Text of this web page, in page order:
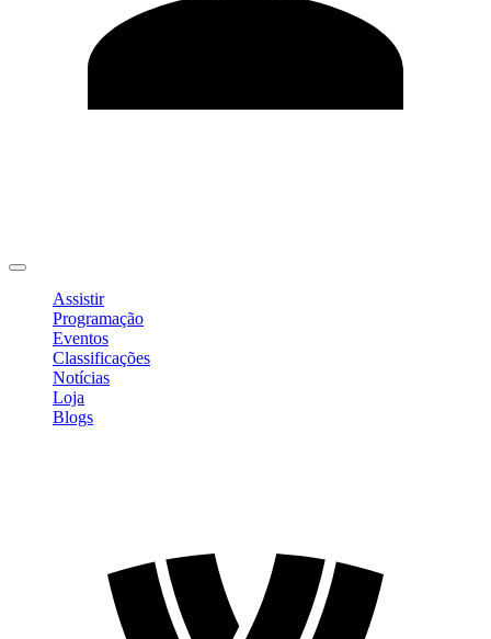
Assistir
Programação
Eventos
Classificações
Notícias
Loja
Blogs